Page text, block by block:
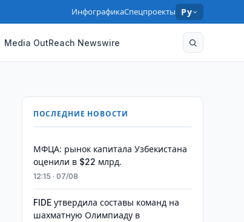
ИнфографикаСпецпроекты Ру
Media OutReach Newswire
ПОСЛЕДНИЕ НОВОСТИ
МФЦА: рынок капитала Узбекистана
оценили в $22 млрд.
12:15 · 07/08
FIDE утвердила составы команд на
шахматную Олимпиаду в